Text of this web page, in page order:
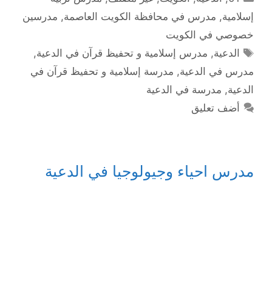
إسلامية, مدرس في محافظة الكويت العاصمة, مدرسين
خصوصي في الكويت
الوسوم
الدعية, مدرس إسلامية و تحفيظ قرآن في الدعية,
مدرس في الدعية, مدرسة إسلامية و تحفيظ قرآن في
الدعية, مدرسة في الدعية
أضف تعليق
مدرس احياء وجيولوجيا في الدعية